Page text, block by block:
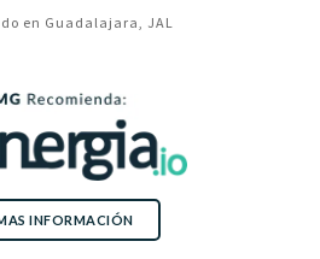
en Guadalajara, JAL
INFORMACIÓN